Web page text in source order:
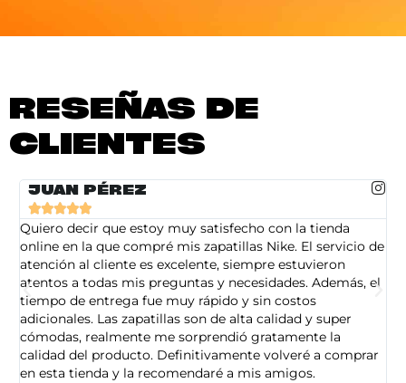
RESEÑAS DE
CLIENTES
JUAN PÉREZ

Quiero decir que estoy muy satisfecho con la tienda
online en la que compré mis zapatillas Nike. El servicio de
atención al cliente es excelente, siempre estuvieron
atentos a todas mis preguntas y necesidades. Además, el
tiempo de entrega fue muy rápido y sin costos
adicionales. Las zapatillas son de alta calidad y super
cómodas, realmente me sorprendió gratamente la
calidad del producto. Definitivamente volveré a comprar
en esta tienda y la recomendaré a mis amigos.